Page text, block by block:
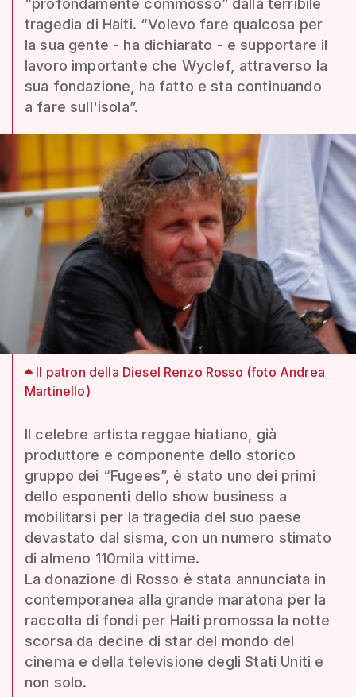
“profondamente commosso” dalla terribile
tragedia di Haiti. “Volevo fare qualcosa per
la sua gente - ha dichiarato - e supportare il
lavoro importante che Wyclef, attraverso la
sua fondazione, ha fatto e sta continuando
a fare sull'isola”.
Il patron della Diesel Renzo Rosso (foto Andrea
Martinello)
Il celebre artista reggae hiatiano, già
produttore e componente dello storico
gruppo dei “Fugees”, è stato uno dei primi
dello esponenti dello show business a
mobilitarsi per la tragedia del suo paese
devastato dal sisma, con un numero stimato
di almeno 110mila vittime.
La donazione di Rosso è stata annunciata in
contemporanea alla grande maratona per la
raccolta di fondi per Haiti promossa la notte
scorsa da decine di star del mondo del
cinema e della televisione degli Stati Uniti e
non solo.